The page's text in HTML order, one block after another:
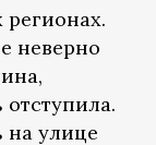
неверно
на улице